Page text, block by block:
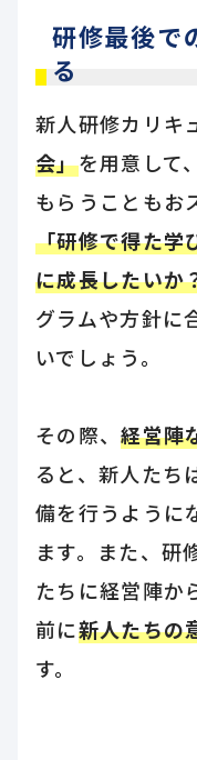
研修最後で
る
新人研修カリキ
会」を用意して
もらうこともお
「研修で得た学
に成長したいか
グラムや方針に
いでしょう。
その際、経営陣
ると、新人たち
備を行うように
ます。また、研
たちに経営陣か
前に新人たちの
す。